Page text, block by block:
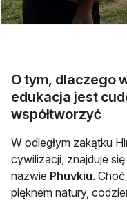
O tym, dlaczego
edukacja jest
współtworzyć
W odległym zakątku
cywilizacji, znajduje
nazwie Phuvkiu.
pięknem natury,